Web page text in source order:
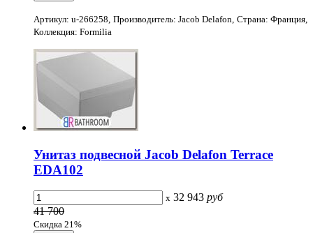
Артикул: u-266258, Производитель: Jacob Delafon, Страна: Франция,
Коллекция: Formilia
Унитаз подвесной Jacob Delafon Terrace
EDA102
x 32 943 руб
41 700
Скидка 21%